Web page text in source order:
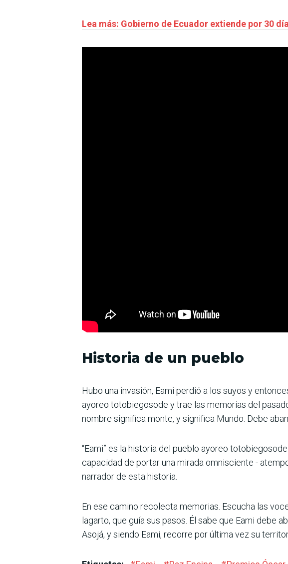
Lea más: Gobierno de Ecuador extiende por 30
Historia de un pueblo
Hubo una invasión, Eami perdió a los suyos y
ayoreo totobiegosode y trae las memorias del
nombre significa monte, y significa Mundo. Debe
“Eami” es la historia del pueblo ayoreo
capacidad de portar una mirada omnisciente -
narrador de esta historia.
En ese camino recolecta memorias. Escucha las
lagarto, que guía sus pasos. Él sabe que Eami debe
Asojá, y siendo Eami, recorre por última vez su